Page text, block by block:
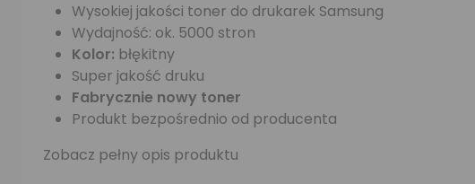
Wysokiej jakości toner do drukarek Samsung
Wydajność: ok. 5000 stron
Kolor: błękitny
Super jakość druku
Fabrycznie nowy toner
Produkt bezpośrednio od producenta
Zobacz pełny opis produktu